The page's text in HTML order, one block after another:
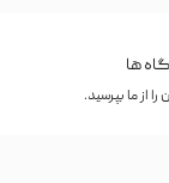
ها
از ما بپرسید.